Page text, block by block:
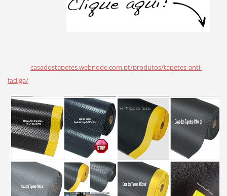
casadostapetes.webnode.com.pt/produtos/tapetes-anti-
fadiga/